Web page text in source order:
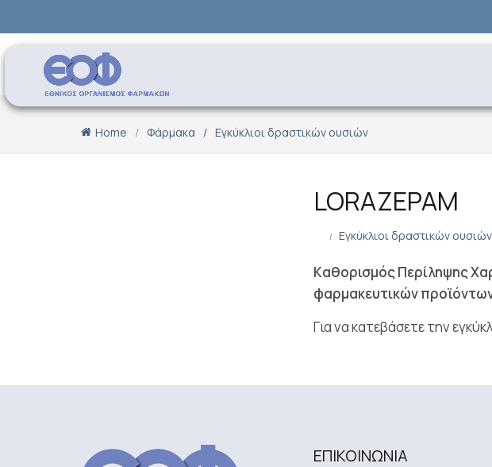
Home Φάρμακα Εγκύκλιοι δραστικών ουσιών
LORAZEPAM
Εγκύκλιοι δραστικών ουσιών
Kαθορισμός Περίληψης
φαρμακευτικών
Για να κατεβάσετε την
ΕΠΙΚΟΙΝΩΝΙA